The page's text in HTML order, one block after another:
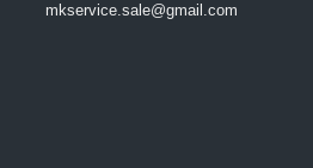
mkservice.sale@gmail.com